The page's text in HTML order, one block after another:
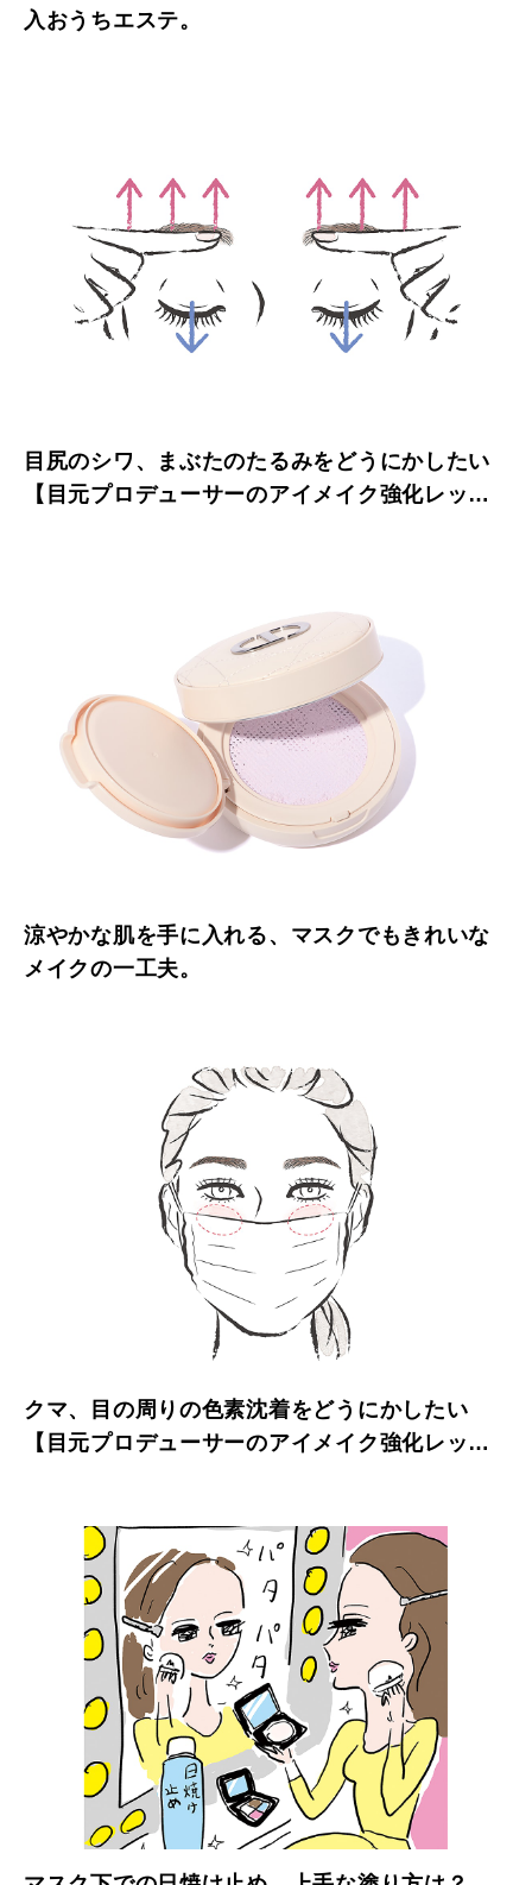
入おうちエステ。
目尻のシワ、まぶたのたるみをどうにかしたい
【目元プロデューサーのアイメイク強化レッス
涼やかな肌を手に入れる、マスクでもきれいな
メイクの一工夫。
クマ、目の周りの色素沈着をどうにかしたい
【目元プロデューサーのアイメイク強化レッス